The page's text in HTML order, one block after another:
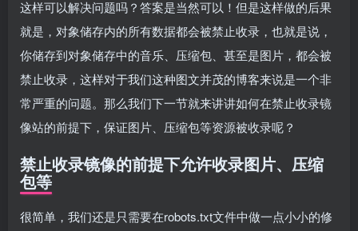
这样可以解决问题吗？答案是当然可以！但是这样做的后果
就是，对象储存内的所有数据都会被禁止收录，也就是说，
你储存到对象储存中的音乐、压缩包、甚至是图片，都会被
禁止收录，这样对于我们这种图文并茂的博客来说是一个非
常严重的问题。那么我们下一节就来讲讲如何在禁止收录镜
像站的前提下，保证图片、压缩包等资源被收录呢？
禁止收录镜像的前提下允许收录图片、压缩
包等
很简单，我们还是只需要在robots.txt文件中做一点小小的修